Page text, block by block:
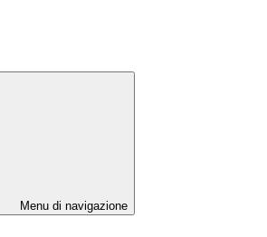
Menu di navigazione